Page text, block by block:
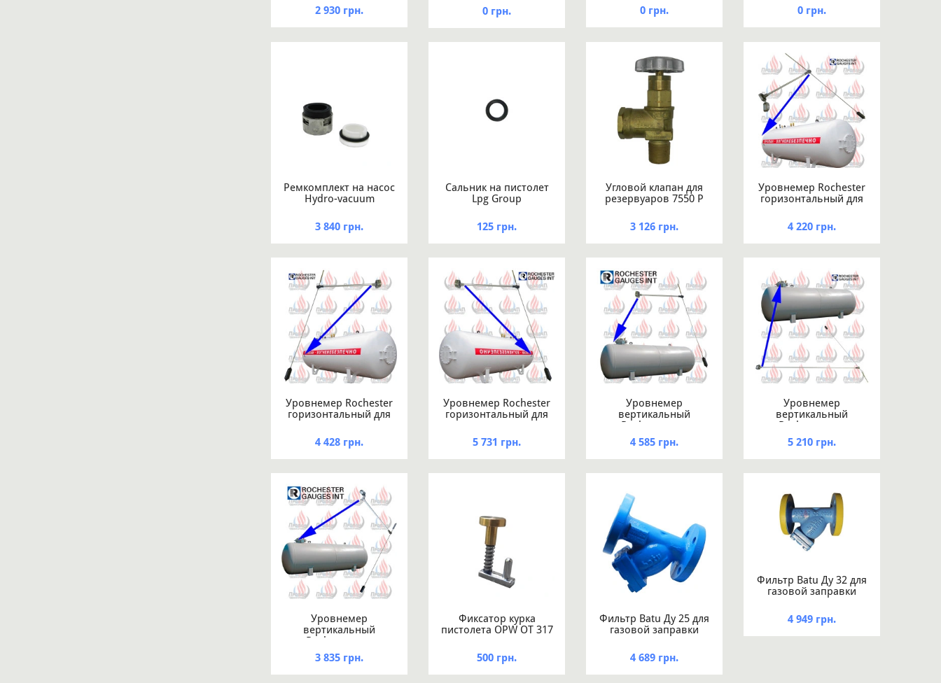
IG G1/2 IG G1/2 12кг/
час
2 930 грн.
24кг/час POLxIG G3/8
коротк.
0 грн.
ПСК
0 грн.
G1/2LH-KN ПСК СНГ
0 грн.
Ремкомплект на насос
Hydro-vacuum
3 840 грн.
Сальник на пистолет
Lpg Group
125 грн.
Угловой клапан для
резервуаров 7550 P
3 126 грн.
Уровнемер Rochester
горизонтальный для
диаметром 1250 мм
4 220 грн.
Уровнемер Rochester
горизонтальный для
диаметром 1600 мм
4 428 грн.
Уровнемер Rochester
горизонтальный для
диаметром 2000 мм
5 731 грн.
Уровнемер
вертикальный
Rochester для
резервуара
диаметром 1600 мм
4 585 грн.
Уровнемер
вертикальный
Rochester для
резервуара
диаметром 2000 мм
5 210 грн.
Уровнемер
вертикальный
Rochester для
резервуара
диаметром 1250 мм
3 835 грн.
Фиксатор курка
пистолета OPW OT 317
500 грн.
Фильтр Batu Ду 25 для
газовой заправки
4 689 грн.
Фильтр Batu Ду 32 для
газовой заправки
4 949 грн.